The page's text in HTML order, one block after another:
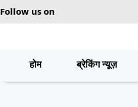
Follow us on
होम ब्रेकिंग न्यूज़